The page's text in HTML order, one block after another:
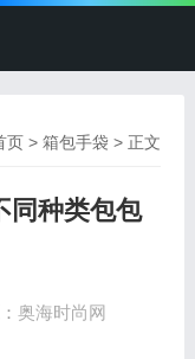
页 >箱包手袋 > 正文
同种类包包
奥海时尚网